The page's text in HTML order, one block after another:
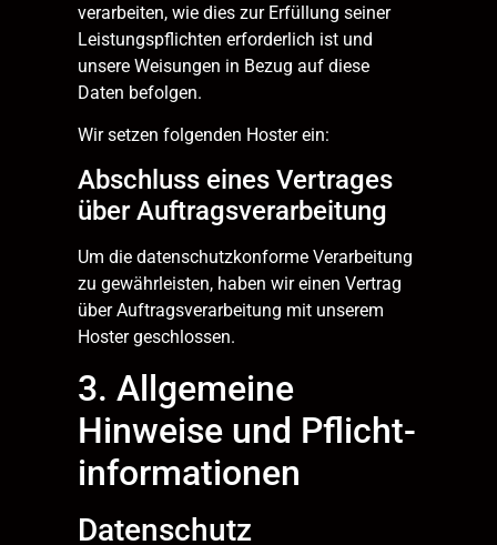
verarbeiten, wie dies zur Erfüllung seiner
Leistungspflichten erforderlich ist und
unsere Weisungen in Bezug auf diese
Daten befolgen.
Wir setzen folgenden Hoster ein:
Abschluss eines Vertrages
über Auftragsverarbeitung
Um die datenschutzkonforme Verarbeitung
zu gewährleisten, haben wir einen Vertrag
über Auftragsverarbeitung mit unserem
Hoster geschlossen.
3. Allgemeine
Hinweise und Pflicht­
informationen
Datenschutz